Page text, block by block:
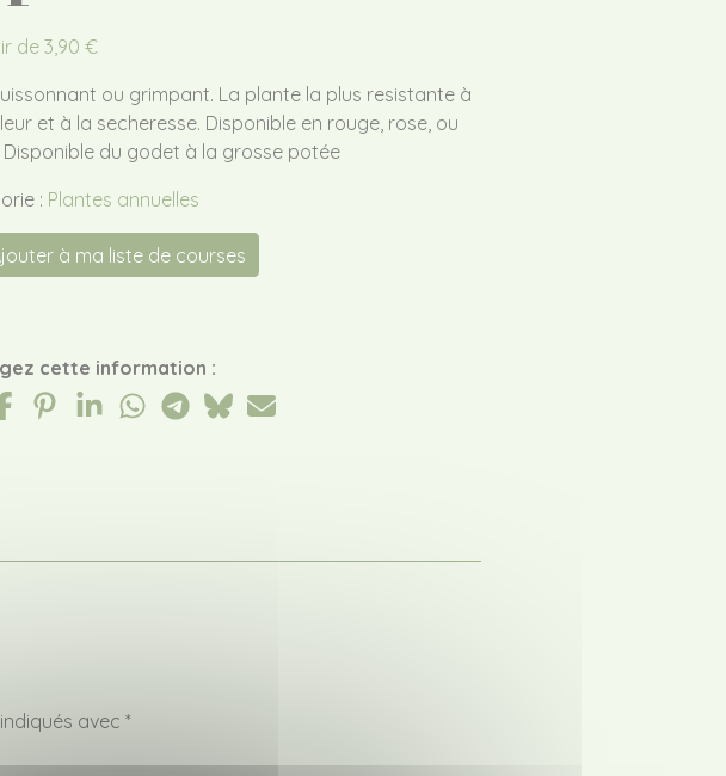
de3,90 €
ou grimpant. La plante la plus resistante à
et à la secheresse. Disponible en rouge, rose, ou
Disponible du godet à la grosse potée
: Plantes annuelles
à ma liste de courses
cette information :
avec *